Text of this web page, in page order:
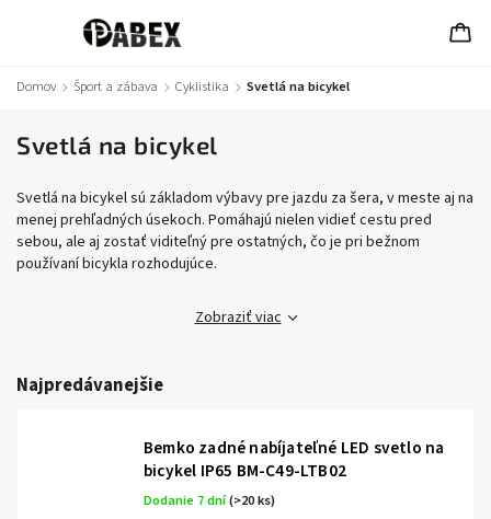
Domov / Šport a zábava / Cyklistika / Svetlá na bicykel
Svetlá na bicykel
Svetlá na bicykel sú základom výbavy pre jazdu za šera, v meste aj na
menej prehľadných úsekoch. Pomáhajú nielen vidieť cestu pred
sebou, ale aj zostať viditeľný pre ostatných, čo je pri bežnom
používaní bicykla rozhodujúce.
Zobraziť viac
Najpredávanejšie
Bemko zadné nabíjateľné LED svetlo na
bicykel IP65 BM-C49-LTB02
Dodanie 7 dní(>20 ks)